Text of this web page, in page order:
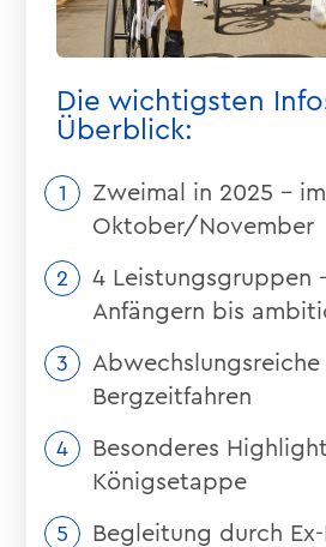
Die wichtigsten
Überblick:
Zweimal in 2025 –
Oktober/November
4 Leistungsgruppen
Anfängern bis
Abwechslungsreiche
Bergzeitfahren
Besonderes
Königsetappe
Begleitung durch Ex-